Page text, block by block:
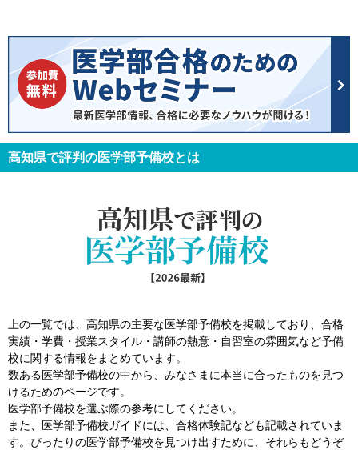
高知県で評判の医学部予備校とは
上の一覧では、高知県の主要な医学部予備校を掲載しており、合格
実績・学費・授業スタイル・講師の熱意・自習室の雰囲気など予備
校に関する情報をまとめています。
数ある医学部予備校の中から、みなさまに本当に合ったものを見つ
けるためのページです。
医学部予備校を選ぶ際の参考にしてください。
また、医学部予備校ガイドには、合格体験記なども記載されていま
す。ぴったりの医学部予備校を見つけ出すために、それらもどうぞ